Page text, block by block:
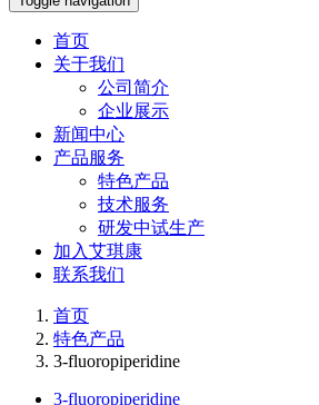
首页
关于我们
公司简介
企业展示
新闻中心
产品服务
特色产品
技术服务
研发中试生产
加入艾琪康
联系我们
首页
特色产品
3-fluoropiperidine
3-fluoropiperidine